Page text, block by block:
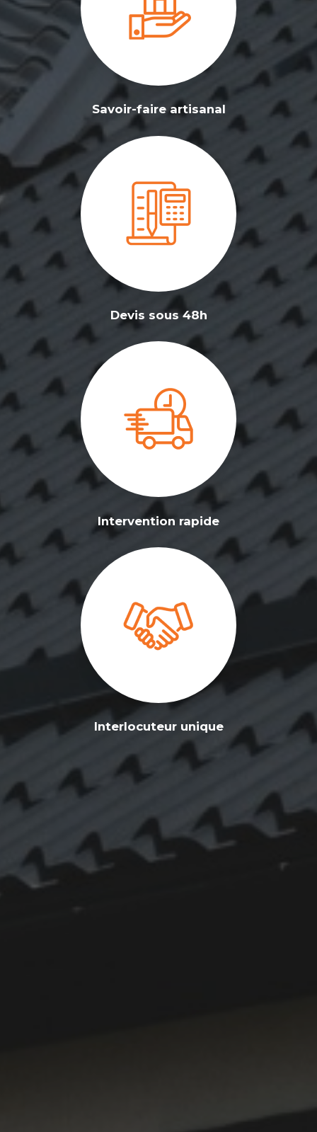
Savoir-faire artisanal
Devis sous 48h
Intervention rapide
Interlocuteur unique